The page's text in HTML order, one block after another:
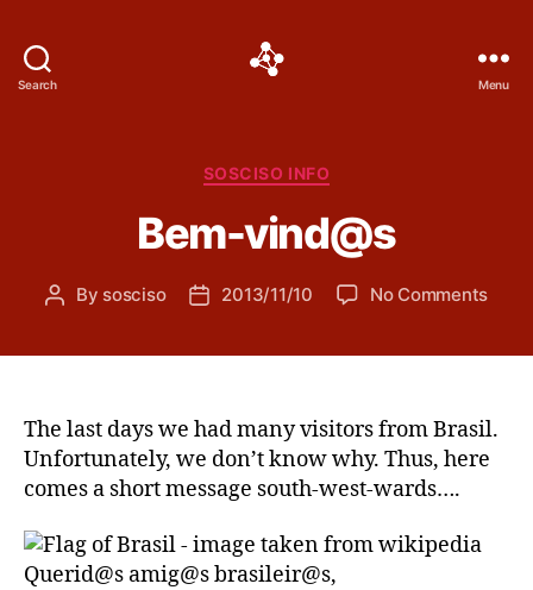
Search Menu
Categories
SOSCISO INFO
Bem-vind@s
Post
By sosciso
Post2013/11/10 No Commentson
The last days we had many visitors from Brasil.
Unfortunately, we don’t know why. Thus, here
comes a short message south-west-wards….
Querid@s amig@s brasileir@s,